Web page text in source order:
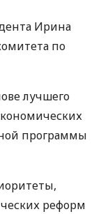
Ирина
по
лучшего
программы
реформ